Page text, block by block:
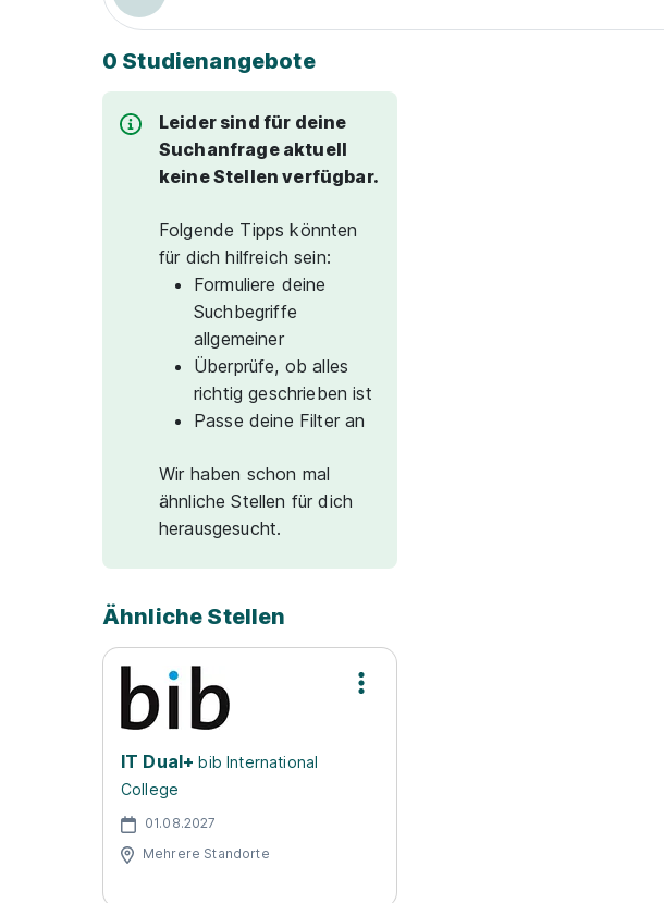
0 Studienangebote
Leider sind für deine
Suchanfrage aktuell
keine Stellen verfügbar.
Folgende Tipps könnten
für dich hilfreich sein:
Formuliere deine
Suchbegriffe
allgemeiner
Überprüfe, ob alles
richtig geschrieben ist
Passe deine Filter an
Wir haben schon mal
ähnliche Stellen für dich
herausgesucht.
Ähnliche Stellen
IT Dual+ bib International
College
01.08.2027
Mehrere Standorte